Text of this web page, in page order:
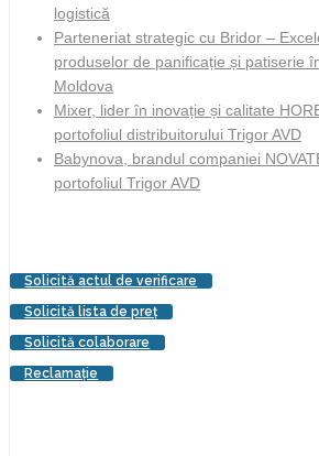
logistică
Parteneriat strategic cu Bridor –
produselor de panificație și patiserie
Moldova
Mixer, lider în inovație și calitate
portofoliul distribuitorului Trigor AVD
Babynova, brandul companiei
portofoliul Trigor AVD
Solicită actul de verificare
Solicită lista de preţ
Solicită colaborare
Reclamaţie